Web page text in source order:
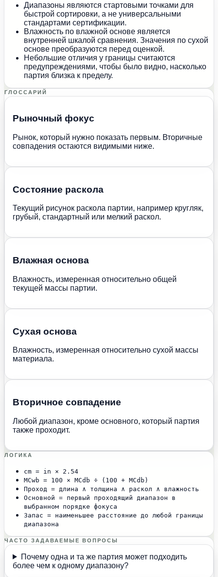
Диапазоны являются стартовыми точками для
быстрой сортировки, а не универсальными
стандартами сертификации.
Влажность по влажной основе является
внутренней шкалой сравнения. Значения по сухой
основе преобразуются перед оценкой.
Небольшие отличия у границы считаются
предупреждениями, чтобы было видно, насколько
партия близка к пределу.
ГЛОССАРИЙ
Рыночный фокус
Рынок, который нужно показать первым. Вторичные
совпадения остаются видимыми ниже.
Состояние раскола
Текущий рисунок раскола партии, например кругляк,
грубый, стандартный или мелкий раскол.
Влажная основа
Влажность, измеренная относительно общей
текущей массы партии.
Сухая основа
Влажность, измеренная относительно сухой массы
материала.
Вторичное совпадение
Любой диапазон, кроме основного, который партия
также проходит.
ЛОГИКА
cm = in × 2.54
MCwb = 100 × MCdb ÷ (100 + MCdb)
Проход = длина ∧ толщина ∧ раскол ∧ влажность
Основной = первый проходящий диапазон в
выбранном порядке фокуса
Запас = наименьшее расстояние до любой границы
диапазона
ЧАСТО ЗАДАВАЕМЫЕ ВОПРОСЫ
Почему одна и та же партия может подходить
более чем к одному диапазону?